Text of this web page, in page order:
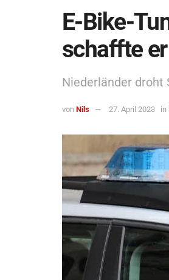
E-Bike-
schaffte
Niederländer droht
von Nils 27. April 2023 in